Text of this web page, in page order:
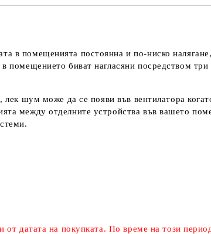
в помещенията постоянна и по-ниско
помещението биват нагласяни посредством
шум може да се появи във вентилатора
между отделните устройства във вашето
датата на покупката. По време на този